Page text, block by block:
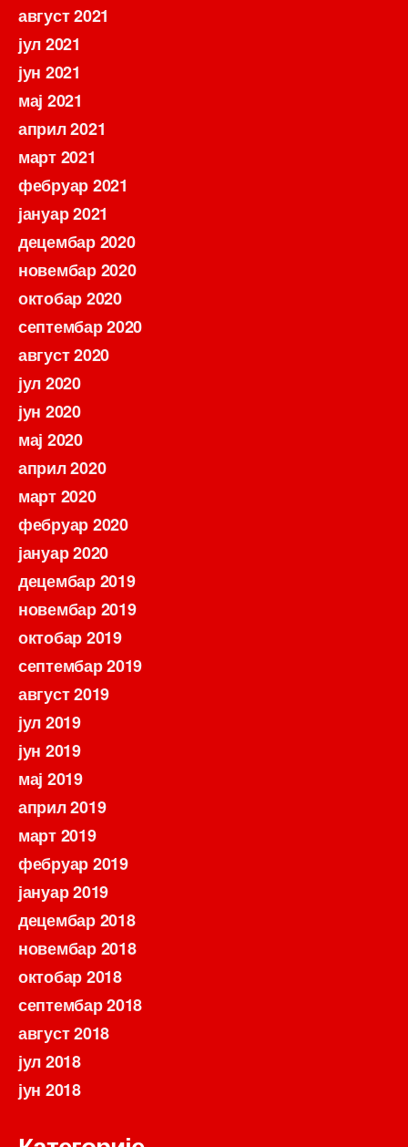
август 2021
јул 2021
јун 2021
мај 2021
април 2021
март 2021
фебруар 2021
јануар 2021
децембар 2020
новембар 2020
октобар 2020
септембар 2020
август 2020
јул 2020
јун 2020
мај 2020
април 2020
март 2020
фебруар 2020
јануар 2020
децембар 2019
новембар 2019
октобар 2019
септембар 2019
август 2019
јул 2019
јун 2019
мај 2019
април 2019
март 2019
фебруар 2019
јануар 2019
децембар 2018
новембар 2018
октобар 2018
септембар 2018
август 2018
јул 2018
јун 2018